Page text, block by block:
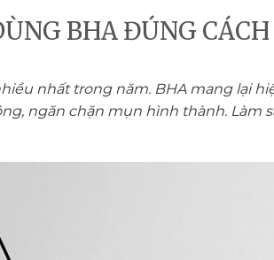
BHA ĐÚNG CÁCH
nhất trong năm. BHA mang lại
ngăn chặn mụn hình thành. Làm